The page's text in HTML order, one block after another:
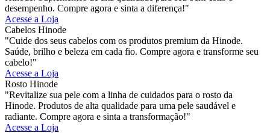
desempenho. Compre agora e sinta a diferença!"
Acesse a Loja
Cabelos Hinode
"Cuide dos seus cabelos com os produtos premium da Hinode.
Saúde, brilho e beleza em cada fio. Compre agora e transforme seu
cabelo!"
Acesse a Loja
Rosto Hinode
"Revitalize sua pele com a linha de cuidados para o rosto da
Hinode. Produtos de alta qualidade para uma pele saudável e
radiante. Compre agora e sinta a transformação!"
Acesse a Loja